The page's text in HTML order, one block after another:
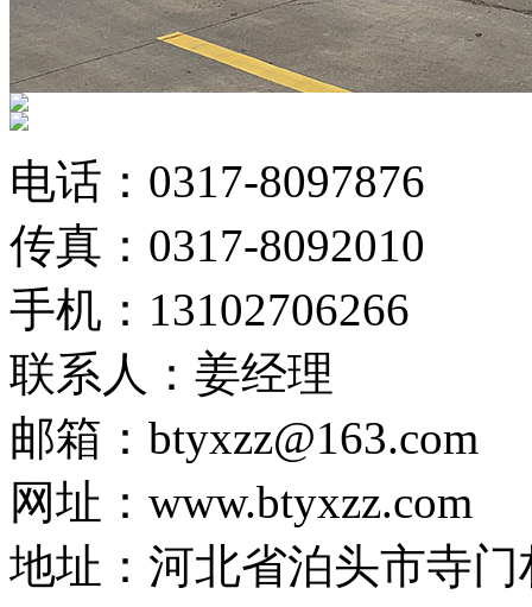
电话：0317-8097876
传真：0317-8092010
手机：13102706266
联系人：姜经理
邮箱：btyxzz@163.com
网址：www.btyxzz.com
地址：河北省泊头市寺门